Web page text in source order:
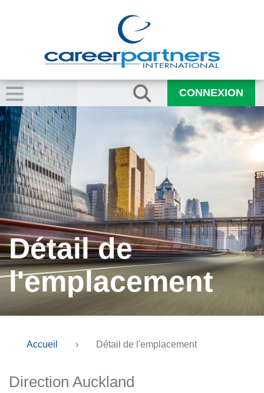
CONNEXION
Détail de
l'emplacement
Accueil › Détail de l'emplacement
Direction Auckland